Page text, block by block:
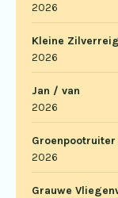
2026
Kleine
2026
Jan / van
2026
2026
Grauwe